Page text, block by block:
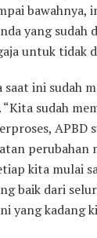
bawahnya,
yang sudah
untuk tidak
ini sudah
“Kita sudah
APBD
perubahan
kita mulai
baik dari
yang kadang